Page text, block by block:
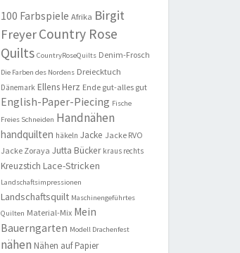
100 Farbspiele Afrika Birgit
FreyerCountry Rose
Quilts CountryRoseQuilts Denim-Frosch
Die Farben des Nordens Dreiecktuch
Dänemark Ellens Herz Ende gut-alles gut
English-Paper-Piecing Fische
Freies Schneiden Handnähen
handquilten häkeln Jacke Jacke RVO
Jacke Zoraya Jutta Bücker kraus rechts
Kreuzstich Lace-Stricken
Landschaftsimpressionen
Landschaftsquilt Maschinengeführtes
Quilten Material-Mix Mein
Bauerngarten Modell Drachenfest
nähen Nähen auf Papier